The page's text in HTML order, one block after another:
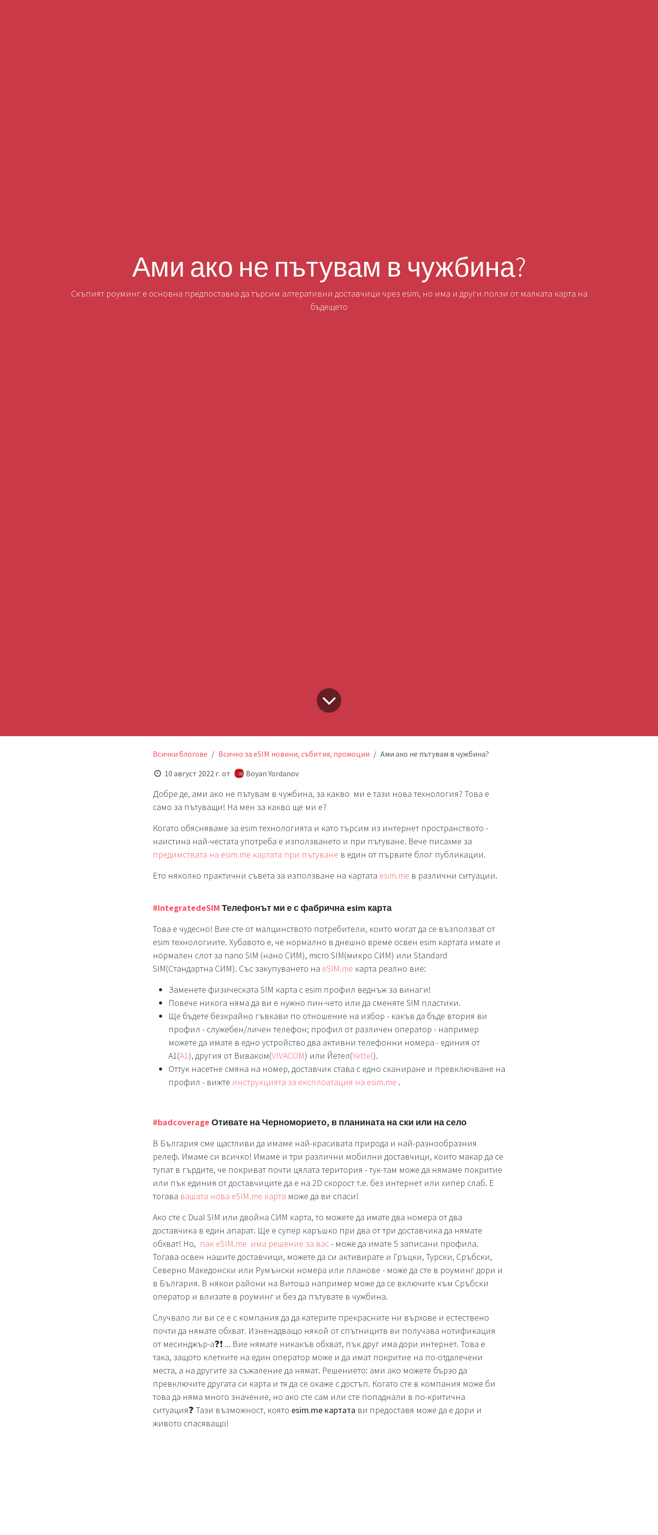
Ами ако не пътувам в чужбина?
Скъпият роуминг е основна предпоставка да търсим алтеративни доставчици чрез esim, но има и други ползи от малката карта на
бъдещето
Всички блогове Всичко за eSIM новини, събития, промоции
Ами ако не пътувам в чужбина?
10 август 2022 г. от Boyan Yordanov
Добре де, ами ако не пътувам в чужбина, за какво ми е тази нова технология? Това е
само за пътуващи! На мен за какво ще ми е?
Когато обясняваме за esim технологията и като търсим из интернет пространството -
наистина най-честата употреба е използването и при пътуване. Вече писахме за
предимствата на esim.me картата при пътуване в един от първите блог публикации.
Ето няколко практични съвета за използване на картата esim.me в различни ситуации.
#integratedeSIM Телефонът ми е с фабрична esim карта
Това е чудесно! Вие сте от малцинството потребители, които могат да се възползват от
esim технологиите. Хубавото е, че нормално в днешно време освен esim картата имате и
нормален слот за nano SIM (нано СИМ), micro SIM(микро СИМ) или Standard
SIM(Стандартна СИМ). Със закупуването на eSIM.me карта реално вие:
Заменете физическата SIM карта с esim профил веднъж за винаги!
Повече никога няма да ви е нужно пин-чето или да сменяте SIM пластики.
Ще бъдете безкрайно гъвкави по отношение на избор - какъв да бъде втория ви
профил - служебен/личен телефон; профил от различен оператор - например
можете да имате в едно устройство два активни телефонни номера - единия от
А1(A1), другия от Виваком(VIVACOM) или Йетел(Yettel).
Оттук насетне смяна на номер, доставчик става с едно сканиране и превключване на
профил - вижте инструкцията за експлоатация на esim.me .
#badcoverage Отивате на Черноморието, в планината на ски или на село
В България сме щастливи да имаме най-красивата природа и най-разнообразния
релеф. Имаме си всичко! Имаме и три различни мобилни доставчици, които макар да се
тупат в гърдите, че покриват почти цялата територия - тук-там може да нямаме покритие
или пък единия от доставчиците да е на 2D скорост т.е. без интернет или хипер слаб. Е
тогава вашата нова eSIM.me карта може да ви спаси!
Ако сте с Dual SIM или двойна СИМ карта, то можете да имате два номера от два
доставчика в един апарат. Ще е супер каръшко при два от три доставчика да нямате
обхват! Но, пак eSIM.me има решение за вас- може да имате 5 записани профила.
Тогава освен нашите доставчици, можете да си активирате и Гръцки, Турски, Сръбски,
Северно Македонски или Румънски номера или планове - може да сте в роуминг дори и
в България. В някои райони на Витоша например може да се включите към Сръбски
оператор и влизате в роуминг и без да пътувате в чужбина.
Случвало ли ви се е с компания да да катерите прекрасните ни върхове и естествено
почти да нямате обхват. Изненадващо някой от спътницитв ви получава нотификация
от месинджър-а❓❗ ... Вие нямате никакъв обхват, пък друг има дори интернет. Това е
така, защото клетките на един оператор може и да имат покритие на по-отдалечени
места, а на другите за съжаление да нямат. Решението: ами ако можете бързо да
превключите другата си карта и тя да се окаже с достъп. Когато сте в компания може би
това да няма много значение, но ако сте сам или сте попаднали в по-критична
ситуация❓ Тази възможност, която esim.me картата ви предоставя може да е дори и
живото спасяващо!